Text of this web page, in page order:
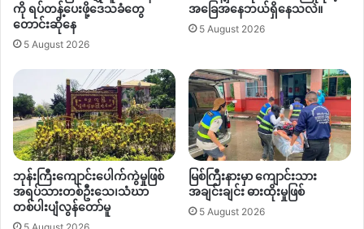
ကချင်ပြည်နယ် လုပ်ငန်းညှိနှိုင်းဆောင်ရွက်ရေးအဖွဲ့ SNU (Sub-
ဖက်အဖွဲ့အစည်းများပါဝင်သောအဖွဲ့ ဖြစ်သည်။
Copy URL
ကို ရပ်တန့်ပေးဖို့ဒေသခံတွေ
တောင်းဆိုနေ
5 August 2026
အခြေအနေဘယ်ရှိနေသလဲ။
5 August 2026
ဘုန်းကြီးကျောင်းပေါက်ကွဲမှုဖြစ်
အရပ်သားတစ်ဦးသေ၊သံဃာ
တစ်ပါးပျံလွန်တော်မူ
မြစ်ကြီးနားမှာ ကျောင်းသား
အချင်းချင်း ဓားထိုးမှုဖြစ်
5 August 2026